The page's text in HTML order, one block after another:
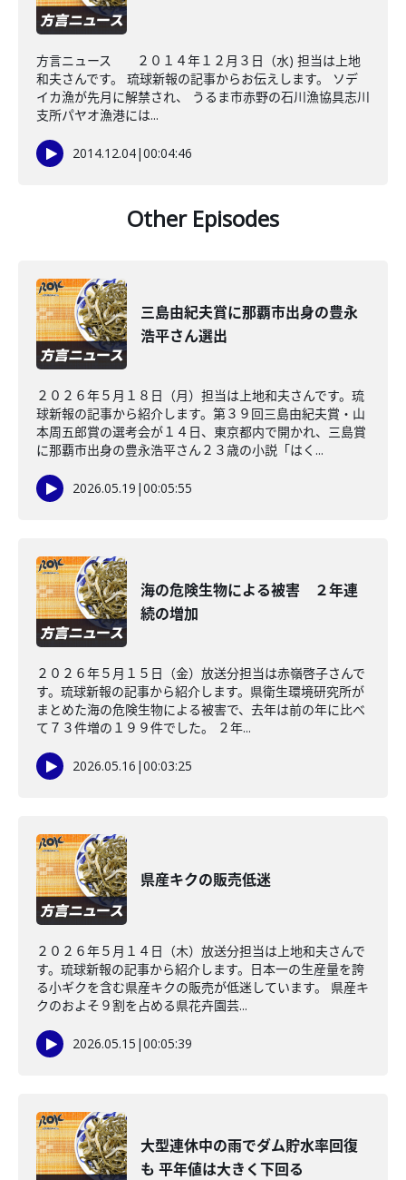
方言ニュース ２０１４年１２月３日（水) 担当は上地
和夫さんです。 琉球新報の記事からお伝えします。 ソデ
イカ漁が先月に解禁され、 うるま市赤野の石川漁協具志川
支所パヤオ漁港には...
2014.12.04|00:04:46
Other Episodes
三島由紀夫賞に那覇市出身の豊永
浩平さん選出
２０２６年５月１８日（月）担当は上地和夫さんです。琉
球新報の記事から紹介します。第３９回三島由紀夫賞・山
本周五郎賞の選考会が１４日、東京都内で開かれ、三島賞
に那覇市出身の豊永浩平さん２３歳の小説「はく...
2026.05.19 |00:05:55
海の危険生物による被害 ２年連
続の増加
２０２６年５月１５日（金）放送分担当は赤嶺啓子さんで
す。琉球新報の記事から紹介します。県衛生環境研究所が
まとめた海の危険生物による被害で、去年は前の年に比べ
て７３件増の１９９件でした。 ２年...
2026.05.16 |00:03:25
県産キクの販売低迷
２０２６年５月１４日（木）放送分担当は上地和夫さんで
す。琉球新報の記事から紹介します。日本一の生産量を誇
る小ギクを含む県産キクの販売が低迷しています。 県産キ
クのおよそ９割を占める県花卉園芸...
2026.05.15 |00:05:39
大型連休中の雨でダム貯水率回復
も 平年値は大きく下回る